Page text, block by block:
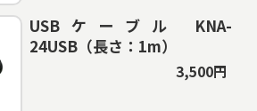
USBケーブル KNA-
24USB（長さ：1m）
3,500円